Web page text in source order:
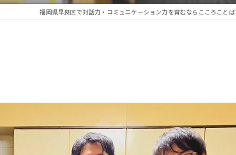
福岡県早良区で対話力・コミュニケーション力を育むならこころこと